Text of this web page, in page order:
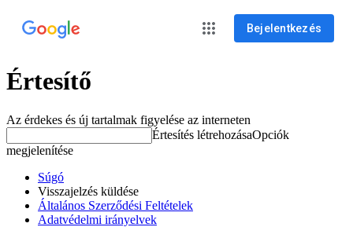
Bejelentkezés
Értesítő
Az érdekes és új tartalmak figyelése az interneten
Értesítés létrehozásaOpciók
megjelenítése
Súgó
Visszajelzés küldése
Általános Szerződési Feltételek
Adatvédelmi irányelvek